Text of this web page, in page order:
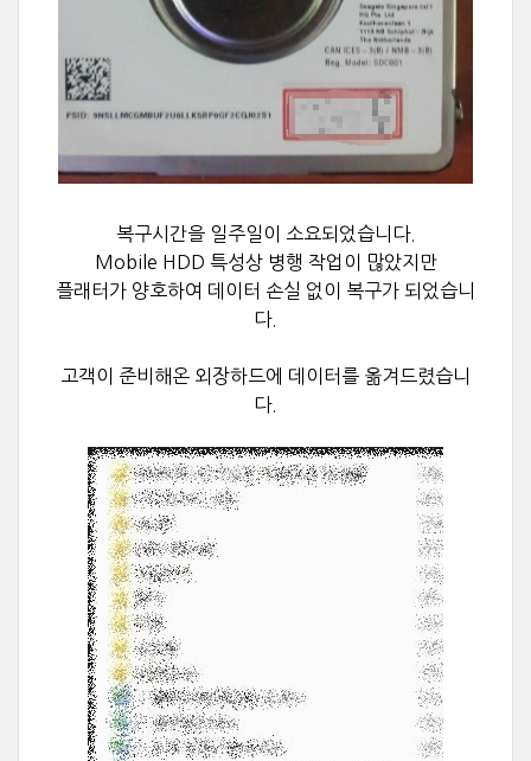
복구시간을 일주일이 소요되었습니다.
Mobile HDD 특성상 병행 작업이 많았지만
플래터가 양호하여 데이터 손실 없이 복구가 되었습니
다.
고객이 준비해온 외장하드에 데이터를 옮겨드렸습니
다.